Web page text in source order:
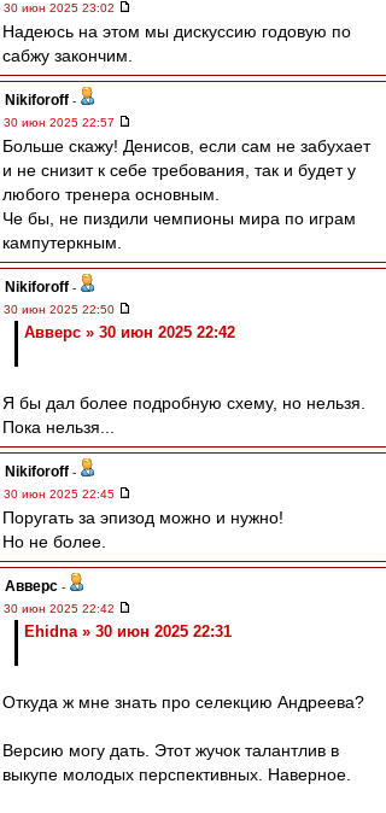
30 июн 2025 23:02
Надеюсь на этом мы дискуссию годовую по
сабжу закончим.
Nikiforoff -
30 июн 2025 22:57
Больше скажу! Денисов, если сам не забухает
и не снизит к себе требования, так и будет у
любого тренера основным.
Че бы, не пиздили чемпионы мира по играм
кампутеркным.
Nikiforoff -
30 июн 2025 22:50
Авверс » 30 июн 2025 22:42
Я бы дал более подробную схему, но нельзя.
Пока нельзя...
Nikiforoff -
30 июн 2025 22:45
Поругать за эпизод можно и нужно!
Но не более.
Авверс -
30 июн 2025 22:42
Ehidna » 30 июн 2025 22:31
Откуда ж мне знать про селекцию Андреева?
Версию могу дать. Этот жучок талантлив в
выкупе молодых перспективных. Наверное.